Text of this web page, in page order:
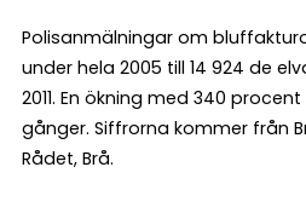
Polisanmälningar om
under hela 2005 till 14 924 de
2011. En ökning med 340
gånger. Siffrorna kommer från
Rådet, Brå.